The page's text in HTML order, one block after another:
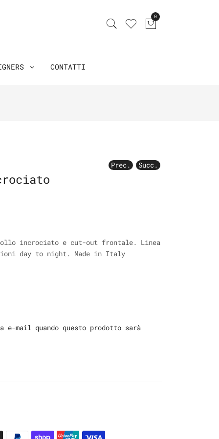
0
CONTATTI
Prec. Succ.
incrociato e cut-out frontale. Linea
day to night. Made in Italy
e-mail quando questo prodotto sarà